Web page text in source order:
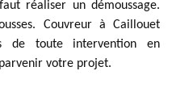
réaliser un démoussage.
Couvreur à Caillouet
de toute intervention en
votre projet.